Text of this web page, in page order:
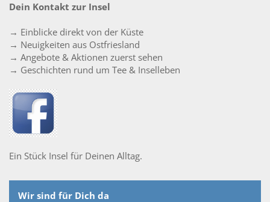
Dein Kontakt zur Insel
→ Einblicke direkt von der Küste
→ Neuigkeiten aus Ostfriesland
→ Angebote & Aktionen zuerst sehen
→ Geschichten rund um Tee & Inselleben
Ein Stück Insel für Deinen Alltag.
Wir sind für Dich da